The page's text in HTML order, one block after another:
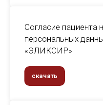
Согласие пациента
персональных
«ЭЛИКСИР»
скачать